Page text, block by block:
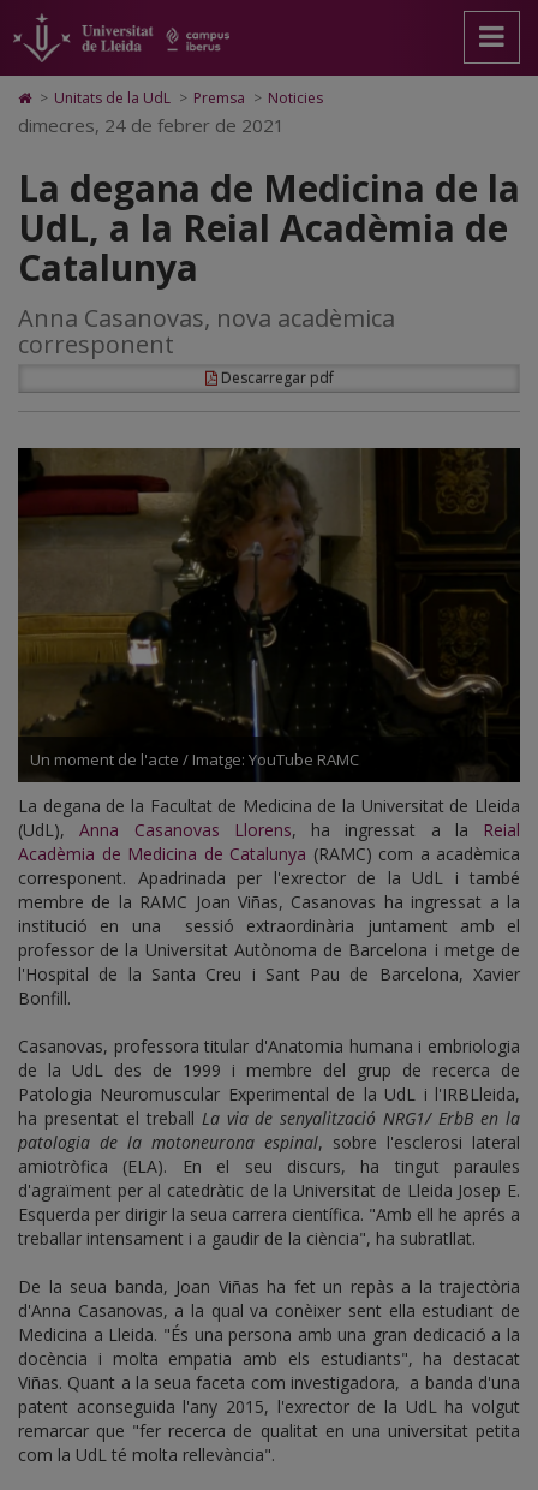
La
degana
de
Medicina
de
la
UdL,
la
Acadèmia
de
Catalunya
pàgina
principal.
Universitat
Lleida
contingut
principal
Mapa
Web.
Universitat
Cerca
Accessibilitat.
Universitat
Lleida
Icono
de
Home
a
la
página
de
inicio
> Unitats de la UdL > Premsa > Noticies
dimecres, 24 de febrer de 2021
La degana de Medicina de la
UdL, a la Reial Acadèmia de
Catalunya
Anna Casanovas, nova acadèmica
corresponent
Descarregar pdf
Un moment de l'acte / Imatge: YouTube RAMC
La degana de la Facultat de Medicina de la Universitat de Lleida
(UdL),Anna Casanovas Llorens, ha ingressat a la
Reial
Acadèmia de Medicina de Catalunya (RAMC) com a acadèmica
corresponent. Apadrinada per l'exrector de la UdL i també
membre de la RAMC Joan Viñas, Casanovas ha ingressat a la
institució en una sessió extraordinària juntament amb el
professor de la Universitat Autònoma de Barcelona i metge de
l'Hospital de la Santa Creu i Sant Pau de Barcelona, Xavier
Bonfill.
Casanovas, professora titular d'Anatomia humana i embriologia
de la UdL des de 1999 i membre del grup de recerca de
Patologia Neuromuscular Experimental de la UdL i l'IRBLleida,
ha presentat el treball La via de senyalització NRG1/ ErbB en la
patologia de la motoneurona espinal, sobre l'esclerosi lateral
amiotròfica (ELA). En el seu discurs, ha tingut paraules
d'agraïment per al catedràtic de la Universitat de Lleida Josep E.
Esquerda per dirigir la seua carrera científica. "Amb ell he aprés a
treballar intensament i a gaudir de la ciència", ha subratllat.
De la seua banda, Joan Viñas ha fet un repàs a la trajectòria
d'Anna Casanovas, a la qual va conèixer sent ella estudiant de
Medicina a Lleida. "És una persona amb una gran dedicació a la
docència i molta empatia amb els estudiants", ha destacat
Viñas. Quant a la seua faceta com investigadora, a banda d'una
patent aconseguida l'any 2015, l'exrector de la UdL ha volgut
remarcar que "fer recerca de qualitat en una universitat petita
com la UdL té molta rellevància".